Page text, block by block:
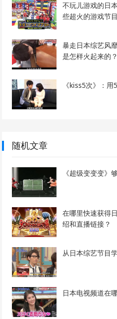
不玩儿游戏的日
些超火的游戏节目
暴走日本综艺风
是怎样火起来的？
《kiss5次》：
随机文章
《超级变变变》
在哪里快速获得
绍和直播链接？
从日本综艺节目
日本电视频道在